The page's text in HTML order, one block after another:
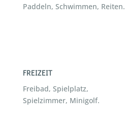
Paddeln, Schwimmen, Reiten.
FREIZEIT
Freibad, Spielplatz,
Spielzimmer, Minigolf.